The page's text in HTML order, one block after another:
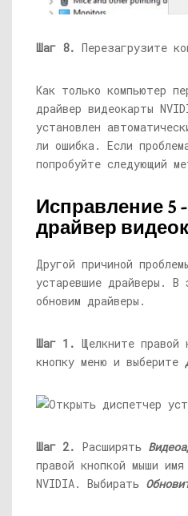
Шаг 8. Перезагрузите
Как только компьютер
драйвер видеокарты
установлен
ли ошибка. Если
попробуйте следующий
Исправление 5
драйвер
Другой причиной
устаревшие драйверы. В
обновим драйверы.
Шаг 1. Щелкните правой
кнопку меню и выберите
Шаг 2. Расширять
правой кнопкой мыши
NVIDIA. Выбирать